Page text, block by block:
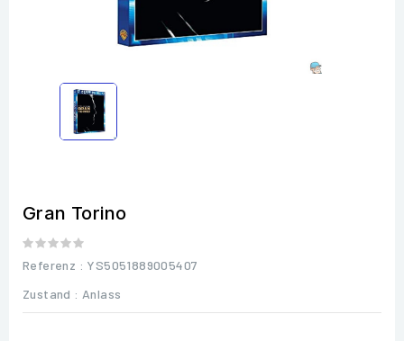
Gran Torino
Referenz : YS5051889005407
Zustand : Anlass